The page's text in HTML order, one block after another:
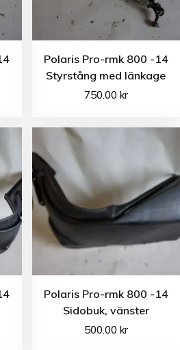
Polaris Pro-rmk 800 -14
Styrstång med länkage
750.00 kr
Polaris Pro-rmk 800 -14
Sidobuk, vänster
500.00 kr